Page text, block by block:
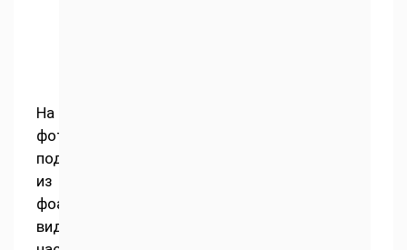
На
фото
поделок
из
фоамирана
видно,